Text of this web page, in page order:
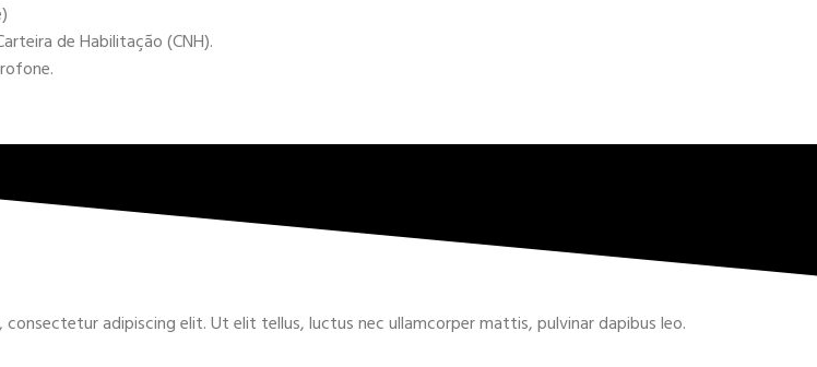
de Habilitação (CNH).
adipiscing elit. Ut elit tellus, luctus nec ullamcorper mattis, pulvinar dapibus leo.